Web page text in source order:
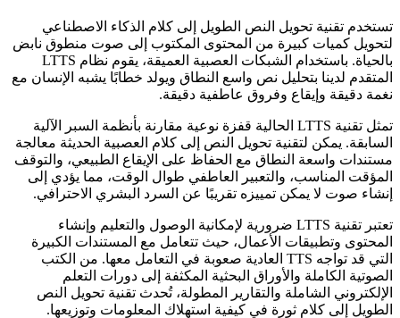
تستخدم تقنية تحويل النص الطويل إلى كلام الذكاء الاصطناعي
لتحويل كميات كبيرة من المحتوى المكتوب إلى صوت منطوق نابض
بالحياة. باستخدام الشبكات العصبية العميقة، يقوم نظام LTTS
المتقدم لدينا بتحليل نص واسع النطاق ويولد خطابًا يشبه الإنسان مع
نغمة دقيقة وإيقاع وفروق عاطفية دقيقة.
تمثل تقنية LTTS الحالية قفزة نوعية مقارنة بأنظمة السبر الآلية
السابقة. يمكن لتقنية تحويل النص إلى كلام العصبية الحديثة معالجة
مستندات واسعة النطاق مع الحفاظ على الإيقاع الطبيعي، والتوقف
المؤقت المناسب، والتعبير العاطفي طوال الوقت، مما يؤدي إلى
إنشاء صوت لا يمكن تمييزه تقريبًا عن السرد البشري الاحترافي.
تعتبر تقنية LTTS ضرورية لإمكانية الوصول والتعليم وإنشاء
المحتوى وتطبيقات الأعمال، حيث تتعامل مع المستندات الكبيرة
التي قد تواجه TTS العادية صعوبة في التعامل معها. من الكتب
الصوتية الكاملة والأوراق البحثية المكثفة إلى دورات التعلم
الإلكتروني الشاملة والتقارير المطولة، تُحدث تقنية تحويل النص
الطويل إلى كلام ثورة في كيفية استهلاك المعلومات وتوزيعها.